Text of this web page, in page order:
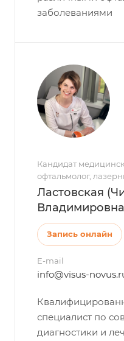
заболеваниями
Кандидат
офтальмолог,
Ластовская
Владимировна
Запись онлайн
E-mail
info@visus-
специалист по
диагностики и